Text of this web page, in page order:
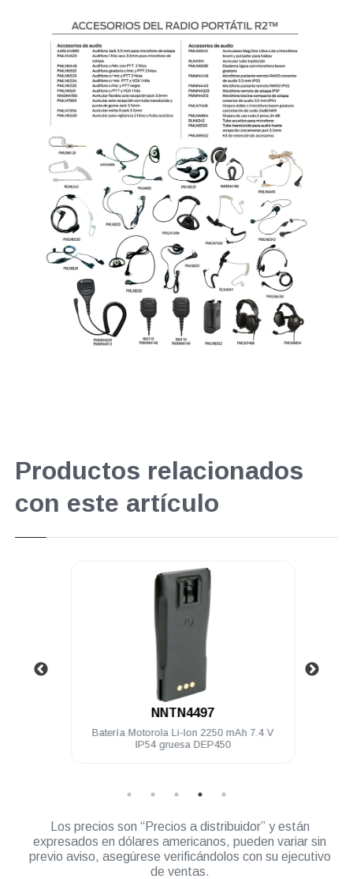
Productos relacionados
con este artículo
.
NNTN4497
Batería Motorola Li-Ion 2250 mAh 7.4 V
IP54 gruesa DEP450
Los precios son “Precios a distribuidor” y están
expresados en dólares americanos, pueden variar sin
previo aviso, asegúrese verificándolos con su ejecutivo
de ventas.